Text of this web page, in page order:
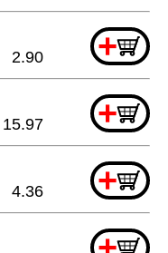
+
2.90
+
15.97
+
4.36